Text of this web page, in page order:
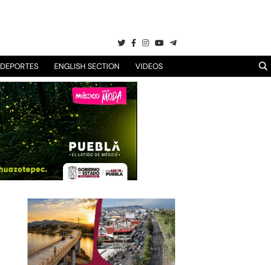
DEPORTES ENGLISH SECTION VIDEOS